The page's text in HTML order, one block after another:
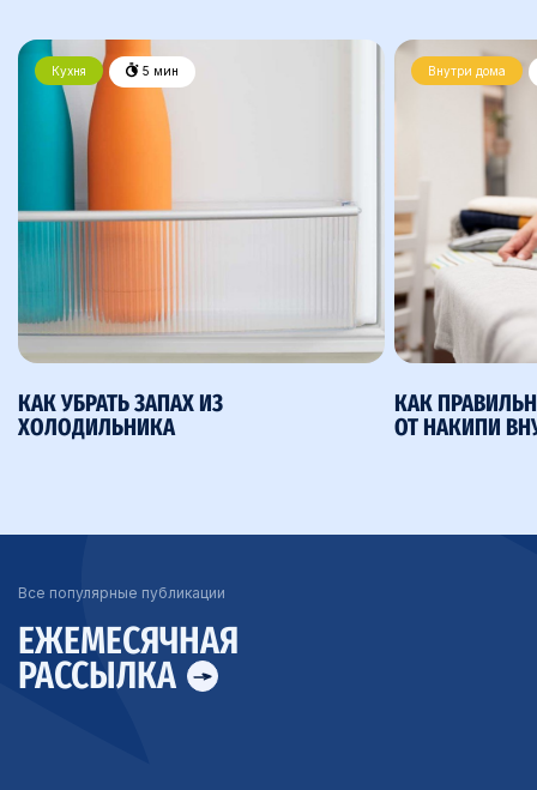
Кухня 5 мин
КАК УБРАТЬ ЗАПАХ ИЗ
ХОЛОДИЛЬНИКА
Внутри дома
КАК
ОТ НАКИПИ
Все популярные публикации
ЕЖЕМЕСЯЧНАЯ
РАССЫЛКА